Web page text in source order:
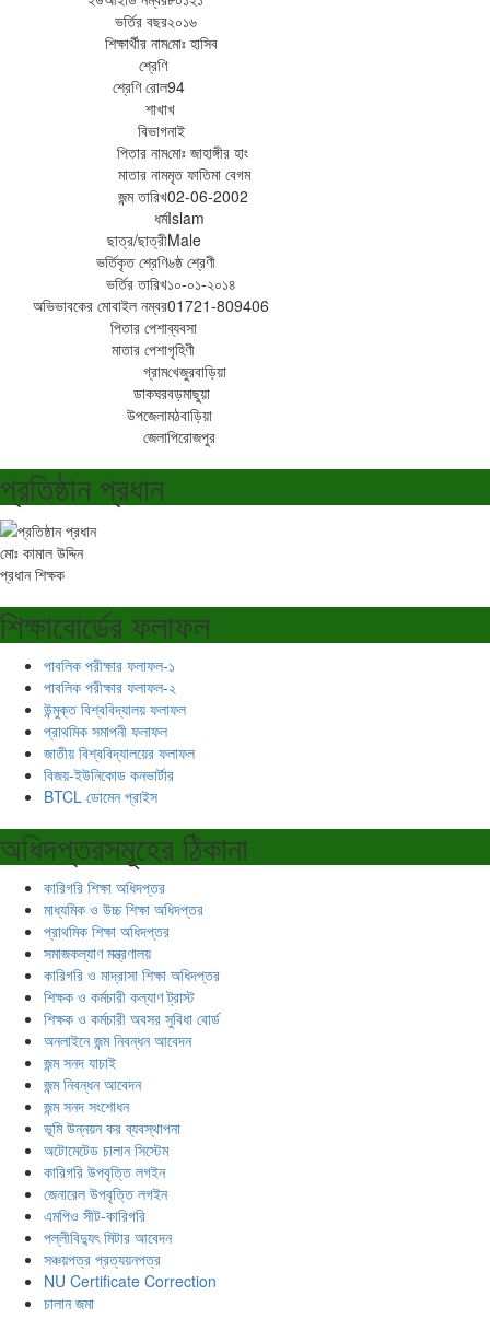
ভর্তির বছর২০১৬
শিক্ষার্থীর নামমোঃ হাসিব
শ্রেণি
শ্রেণি রোল94
শাখাখ
বিভাগনাই
পিতার নামমোঃ জাহাঙ্গীর হাং
মাতার নামমৃত ফাতিমা বেগম
জন্ম তারিখ02-06-2002
ধর্মIslam
ছাত্র/ছাত্রীMale
ভর্তিকৃত শ্রেণি৬ষ্ঠ শ্রেণী
ভর্তির তারিখ১০-০১-২০১৪
অভিভাবকের মোবাইল নম্বর01721-809406
পিতার পেশাব্যবসা
মাতার পেশাগৃহিণী
গ্রামখেজুরবাড়িয়া
ডাকঘরবড়মাছুয়া
উপজেলামঠবাড়িয়া
জেলাপিরোজপুর
প্রতিষ্ঠান প্রধান
মোঃ কামাল উদ্দিন
প্রধান শিক্ষক
শিক্ষাবোর্ডের ফলাফল
পাবলিক পরীক্ষার ফলাফল-১
পাবলিক পরীক্ষার ফলাফল-২
উন্মুক্ত বিশ্ববিদ্যালয় ফলাফল
প্রাথমিক সমাপনী ফলাফল
জাতীয় বিশ্ববিদ্যালয়ের ফলাফল
বিজয়-ইউনিকোড কনভার্টার
BTCL ডোমেন প্রাইস
অধিদপ্তরসমূহের ঠিকানা
কারিগরি শিক্ষা অধিদপ্তর
মাধ্যমিক ও উচ্চ শিক্ষা অধিদপ্তর
প্রাথমিক শিক্ষা অধিদপ্তর
সমাজকল্যাণ মন্ত্রণালয়
কারিগরি ও মাদ্রাসা শিক্ষা অধিদপ্তর
শিক্ষক ও কর্মচারী কল্যাণ ট্রাস্ট
শিক্ষক ও কর্মচারী অবসর সুবিধা বোর্ড
অনলাইনে জন্ম নিবন্ধন আবেদন
জন্ম সনদ যাচাই
জন্ম নিবন্ধন আবেদন
জন্ম সনদ সংশোধন
ভূমি উন্নয়ন কর ব্যবস্থাপনা
অটোমেটেড চালান সিস্টেম
কারিগরি উপবৃত্তি লগইন
জেনারেল উপবৃত্তি লগইন
এমপিও সীট-কারিগরি
পল্লীবিদ্যুৎ মিটার আবেদন
সঞ্চয়পত্র প্রত্যয়নপত্র
NU Certificate Correction
চালান জমা